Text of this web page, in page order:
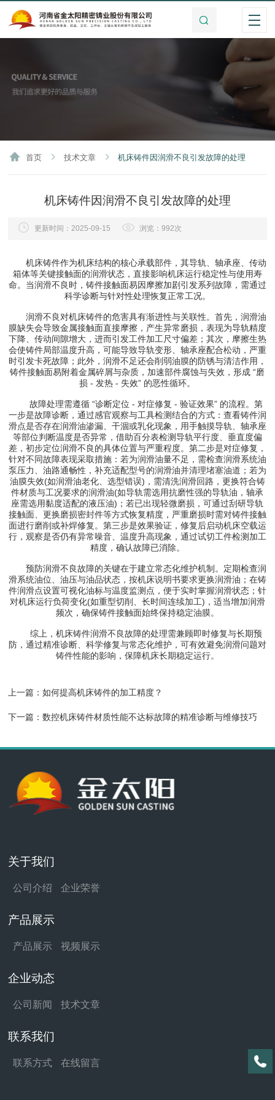
首页 技术文章 机床铸件因润滑不良引发故障的处理
机床铸件因润滑不良引发故障的处理
更新时间：2025-09-15 浏览：992次
机床铸件作为机床结构的核心承载部件，其导轨、轴承座、传动
箱体等关键接触面的润滑状态，直接影响机床运行稳定性与使用寿
命。当润滑不良时，铸件接触面易因摩擦加剧引发系列故障，需通过
科学诊断与针对性处理恢复正常工况。
润滑不良对机床铸件的危害具有渐进性与关联性。首先，润滑油
膜缺失会导致金属接触面直接摩擦，产生异常磨损，表现为导轨精度
下降、传动间隙增大，进而引发工件加工尺寸偏差；其次，摩擦生热
会使铸件局部温度升高，可能导致导轨变形、轴承座配合松动，严重
时引发卡死故障；此外，润滑不足还会削弱油膜的防锈与清洁作用，
铸件接触面易附着金属碎屑与杂质，加速部件腐蚀与失效，形成 “磨
损 - 发热 - 失效” 的恶性循环。
故障处理需遵循 “诊断定位 - 对症修复 - 验证效果” 的流程。第
一步是故障诊断，通过感官观察与工具检测结合的方式：查看铸件润
滑点是否存在润滑油渗漏、干涸或乳化现象，用手触摸导轨、轴承座
等部位判断温度是否异常，借助百分表检测导轨平行度、垂直度偏
差，初步定位润滑不良的具体位置与严重程度。第二步是对症修复，
针对不同故障表现采取措施：若为润滑油量不足，需检查润滑系统油
泵压力、油路通畅性，补充适配型号的润滑油并清理堵塞油道；若为
油膜失效(如润滑油老化、选型错误)，需清洗润滑回路，更换符合铸
件材质与工况要求的润滑油(如导轨需选用抗磨性强的导轨油，轴承
座需选用黏度适配的液压油)；若已出现轻微磨损，可通过刮研导轨
接触面、更换磨损密封件等方式恢复精度，严重磨损时需对铸件接触
面进行磨削或补焊修复。第三步是效果验证，修复后启动机床空载运
行，观察是否仍有异常噪音、温度升高现象，通过试切工件检测加工
精度，确认故障已消除。
预防润滑不良故障的关键在于建立常态化维护机制。定期检查润
滑系统油位、油压与油品状态，按机床说明书要求更换润滑油；在铸
件润滑点设置可视化油标与温度监测点，便于实时掌握润滑状态；针
对机床运行负荷变化(如重型切削、长时间连续加工)，适当增加润滑
频次，确保铸件接触面始终保持稳定油膜。
综上，机床铸件润滑不良故障的处理需兼顾即时修复与长期预
防，通过精准诊断、科学修复与常态化维护，可有效避免润滑问题对
铸件性能的影响，保障机床长期稳定运行。
上一篇：如何提高机床铸件的加工精度？
下一篇：数控机床铸件材质性能不达标故障的精准诊断与维修技巧
关于我们
公司介绍 企业荣誉
产品展示
产品展示 视频展示
企业动态
公司新闻 技术文章
联系我们
联系方式 在线留言